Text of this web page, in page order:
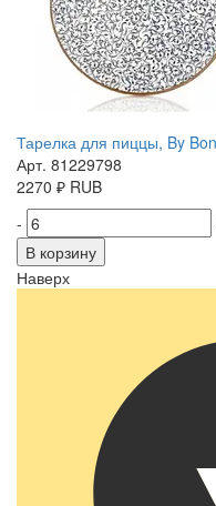
Тарелка для пиццы, By
Арт. 81229798
2270 ₽ RUB
-
В корзину
Наверх